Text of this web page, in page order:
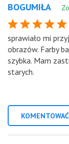
BOGUMIŁA
sprawiało mi
obrazów. Farby
szybka. Mam
starych.
KOMENTOWAĆ